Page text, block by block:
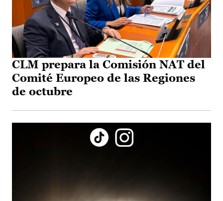
CLM prepara la Comisión NAT del
Comité Europeo de las Regiones
de octubre